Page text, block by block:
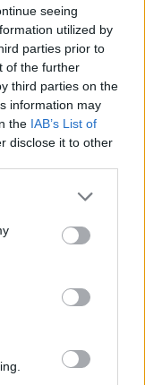
seeing
utilized by
parties prior to
of the further
third parties on the
information may
the IAB’s List of
disclose it to other
or more Google
You may click to
party tags to
in below Google